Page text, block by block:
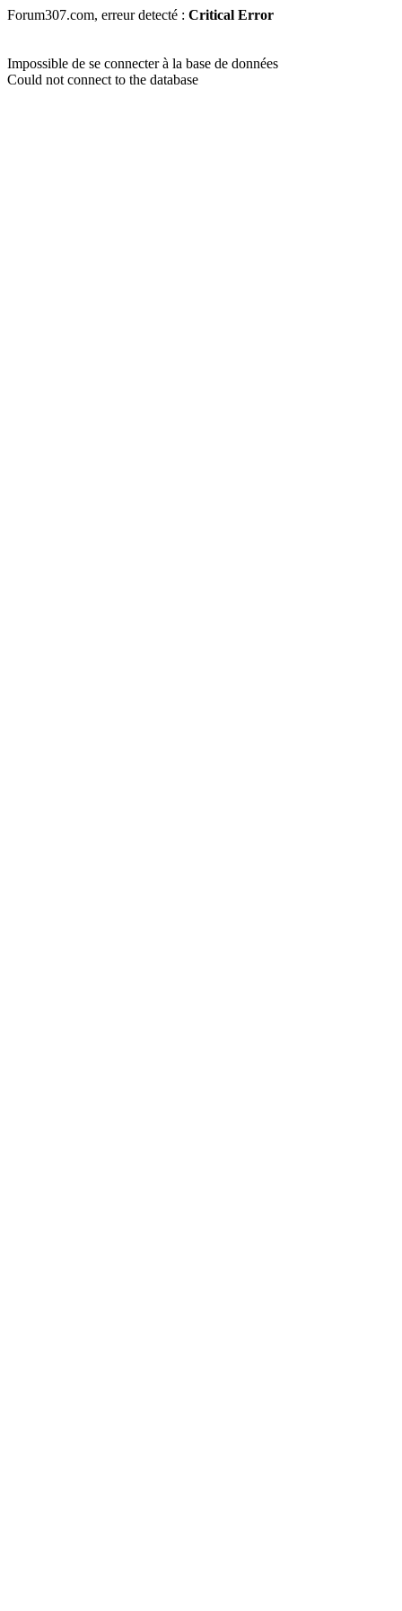
Forum307.com, erreur detecté : Critical Error
Impossible de se connecter à la base de données
Could not connect to the database